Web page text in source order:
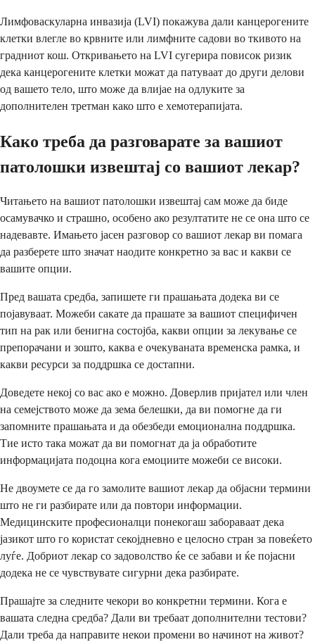
Лимфоваскуларна инвазија (LVI) покажува дали канцерогените
клетки влегле во крвните или лимфните садови во ткивото на
градниот кош. Откривањето на LVI сугерира повисок ризик
дека канцерогените клетки можат да патуваат до други делови
од вашето тело, што може да влијае на одлуките за
дополнителен третман како што е хемотерапијата.
Како треба да разговарате за вашиот
патолошки извештај со вашиот лекар?
Читањето на вашиот патолошки извештај сам може да биде
осамувачко и страшно, особено ако резултатите не се она што се
надевавте. Имањето јасен разговор со вашиот лекар ви помага
да разберете што значат наодите конкретно за вас и какви се
вашите опции.
Пред вашата средба, запишете ги прашањата додека ви се
појавуваат. Можеби сакате да прашате за вашиот специфичен
тип на рак или бенигна состојба, какви опции за лекување се
препорачани и зошто, каква е очекуваната временска рамка, и
какви ресурси за поддршка се достапни.
Доведете некој со вас ако е можно. Доверлив пријател или член
на семејството може да зема белешки, да ви помогне да ги
запомните прашањата и да обезбеди емоционална поддршка.
Тие исто така можат да ви помогнат да ја обработите
информацијата подоцна кога емоциите можеби се високи.
Не двоумете се да го замолите вашиот лекар да објасни термини
што не ги разбирате или да повтори информации.
Медицинските професионалци понекогаш забораваат дека
јазикот што го користат секојдневно е целосно стран за повеќето
луѓе. Добриот лекар со задоволство ќе се забави и ќе појасни
додека не се чувствувате сигурни дека разбирате.
Прашајте за следните чекори во конкретни термини. Кога е
вашата следна средба? Дали ви требаат дополнителни тестови?
Дали треба да направите некои промени во начинот на живот?